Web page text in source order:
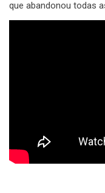
que abandonou todas